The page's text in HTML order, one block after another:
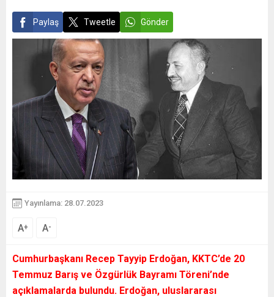
Paylaş Tweetle Gönder
Yayınlama: 28.07.2023
A+ A-
Cumhurbaşkanı Recep Tayyip Erdoğan, KKTC’de 20
Temmuz Barış ve Özgürlük Bayramı Töreni’nde
açıklamalarda bulundu. Erdoğan, uluslararası